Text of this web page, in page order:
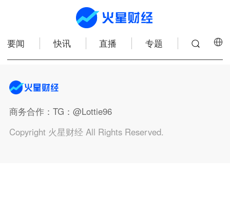
要闻 快讯 直播 专题
商务合作：TG：@Lottie96
Copyright 火星财经 All Rights Reserved.